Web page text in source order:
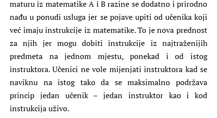
maturu iz matematike A i B razine se dodatno i prirodno
nađu u ponudi usluga jer se pojave upiti od učenika koji
već imaju instrukcije iz matematike. To je nova prednost
za njih jer mogu dobiti instrukcije iz najtraženijih
predmeta na jednom mjestu, ponekad i od istog
instruktora. Učenici ne vole mijenjati instruktora kad se
naviknu na istog tako da se maksimalno podržava
princip jedan učenik – jedan instruktor kao i kod
instrukcija uživo.